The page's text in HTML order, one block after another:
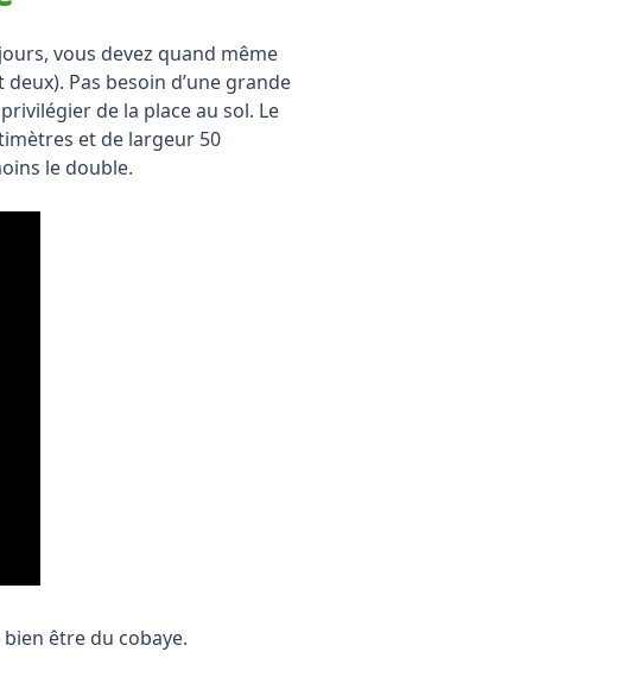
vous devez quand même
Pas besoin d’une grande
de la place au sol. Le
et de largeur 50
le double.
être du cobaye.